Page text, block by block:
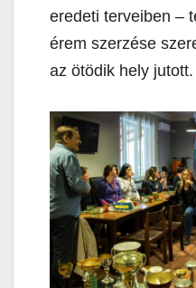
eredeti terveiben –
érem szerzése
az ötödik hely jutott.